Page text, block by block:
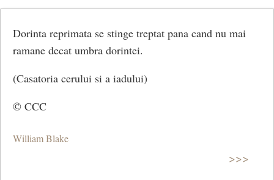
Dorinta reprimata se stinge treptat pana cand nu mai
ramane decat umbra dorintei.
(Casatoria cerului si a iadului)
© CCC
William Blake
>>>